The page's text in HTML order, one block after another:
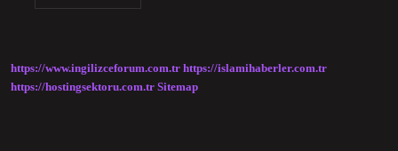
https://www.ingilizceforum.com.tr https://islamihaberler.com.tr
https://hostingsektoru.com.tr Sitemap